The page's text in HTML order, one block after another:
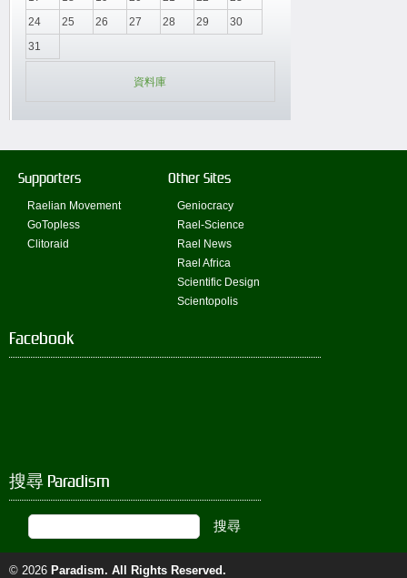
24
25 26 27 28 29
30
31
資料庫
Supporters
Raelian Movement
GoTopless
Clitoraid
Other Sites
Geniocracy
Rael-Science
Rael News
Rael Africa
Scientific Design
Scientopolis
Facebook
搜尋 Paradism
© 2026 Paradism. All Rights Reserved.